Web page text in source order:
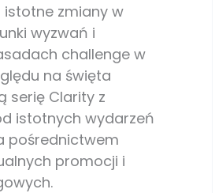
zmiany w
wyzwań i
challenge w
na święta
serię Clarity z
istotnych wydarzeń
pośrednictwem
promocji i